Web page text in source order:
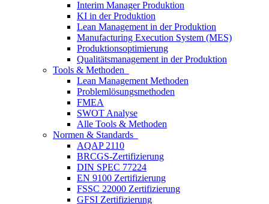
Interim Manager Produktion
KI in der Produktion
Lean Management in der Produktion
Manufacturing Execution System (MES)
Produktionsoptimierung
Qualitätsmanagement in der Produktion
Tools & Methoden
Lean Management Methoden
Problemlösungsmethoden
FMEA
SWOT Analyse
Alle Tools & Methoden
Normen & Standards
AQAP 2110
BRCGS-Zertifizierung
DIN SPEC 77224
EN 9100 Zertifizierung
FSSC 22000 Zertifizierung
GFSI Zertifizierung